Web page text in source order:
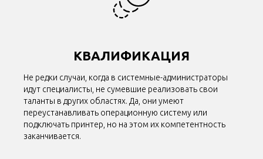
КВАЛИФИКАЦИЯ
Не редки случаи, когда в системные-администраторы
идут специалисты, не сумевшие реализовать свои
таланты в других областях. Да, они умеют
переустанавливать операционную систему или
подключать принтер, но на этом их компетентность
заканчивается.